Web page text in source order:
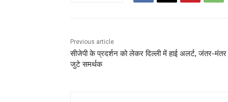
Previous article
सीजेपी के प्रदर्शन को लेकर दिल्ली में हाई अलर्ट, जंतर-मंतर
जुटे समर्थक